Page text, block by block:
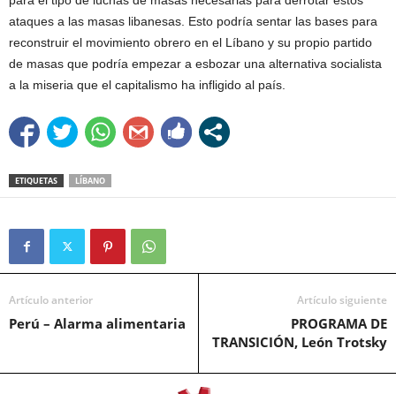
ataques a las masas libanesas. Esto podría sentar las bases para
reconstruir el movimiento obrero en el Líbano y su propio partido
de masas que podría empezar a esbozar una alternativa socialista
a la miseria que el capitalismo ha infligido al país.
ETIQUETAS LÍBANO
Artículo anterior
Perú – Alarma alimentaria
Artículo siguiente
PROGRAMA DE
TRANSICIÓN, León Trotsky